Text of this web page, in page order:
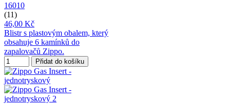
16010
(11)
46,00 Kč
Blistr s plastovým obalem, který
obsahuje 6 kamínků do
zapalovačů Zippo.
Přidat do košíku